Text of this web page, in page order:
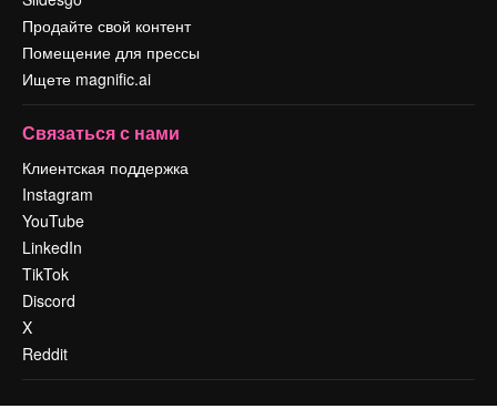
Продайте свой контент
Помещение для прессы
Ищете magnific.ai
Связаться с нами
Клиентская поддержка
Instagram
YouTube
LinkedIn
TikTok
Discord
X
Reddit